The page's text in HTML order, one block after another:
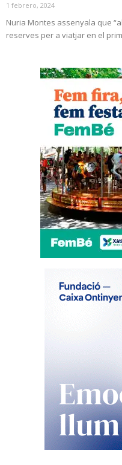
1 febrero, 2024
Nuria Montes assenyala que
reserves per a viatjar en el